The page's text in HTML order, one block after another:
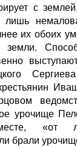
с
лишь
их обоих
земли.
урочище
«от
брали